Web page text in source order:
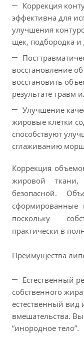
Коррекция
эффективна для
улучшения
щек, подбородка и
восстановление
восстановить
результате травм
Улучшение
жировые клетки
способствуют
сглаживанию
Коррекция
жировой ткани,
безопасной.
сформированные
поскольку
практически в
Преимущества
Естественный
собственного
естественный
вмешательства. Вы
“инородное тело”.